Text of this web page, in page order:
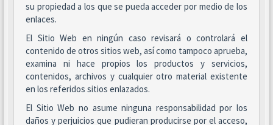
su propiedad a los que se pueda acceder por medio de los
enlaces.
El Sitio Web en ningún caso revisará o controlará el
contenido de otros sitios web, así como tampoco aprueba,
examina ni hace propios los productos y servicios,
contenidos, archivos y cualquier otro material existente
en los referidos sitios enlazados.
El Sitio Web no asume ninguna responsabilidad por los
daños y perjuicios que pudieran producirse por el acceso,